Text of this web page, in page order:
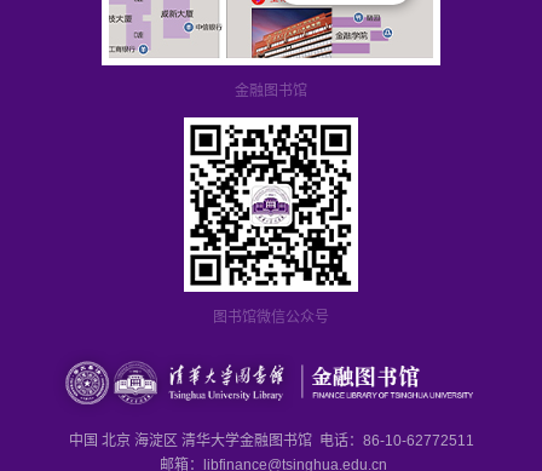
中国 北京 海淀区 清华大学金融图书馆 电话：86-10-62772511
邮箱：libfinance@tsinghua.edu.cn
金融图书馆
图书馆微信公众号